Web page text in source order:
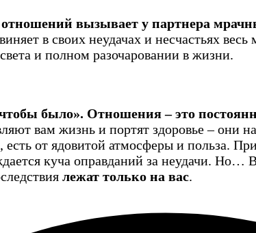
вызывает у партнера
в своих неудачах и несчастьях
и полном разочаровании в жизни.
было». Отношения – это
вам жизнь и портят здоровье – они
есть от ядовитой атмосферы и польза.
куча оправданий за неудачи.
лежат только на вас.